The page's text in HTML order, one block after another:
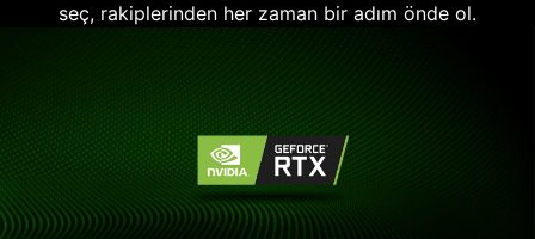
seç, rakiplerinden her zaman bir adım önde ol.